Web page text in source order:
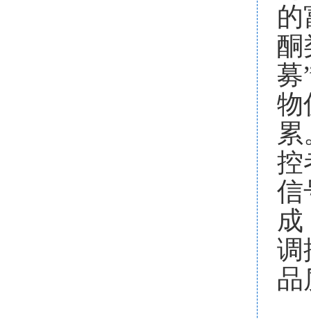
的
酮
募
物
累
控
信
调
品